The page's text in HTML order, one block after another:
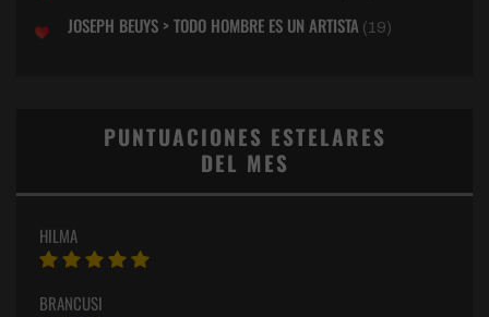
JOSEPH BEUYS > TODO HOMBRE ES UN ARTISTA (19)
PUNTUACIONES ESTELARES
DEL MES
HILMA
BRANCUSI